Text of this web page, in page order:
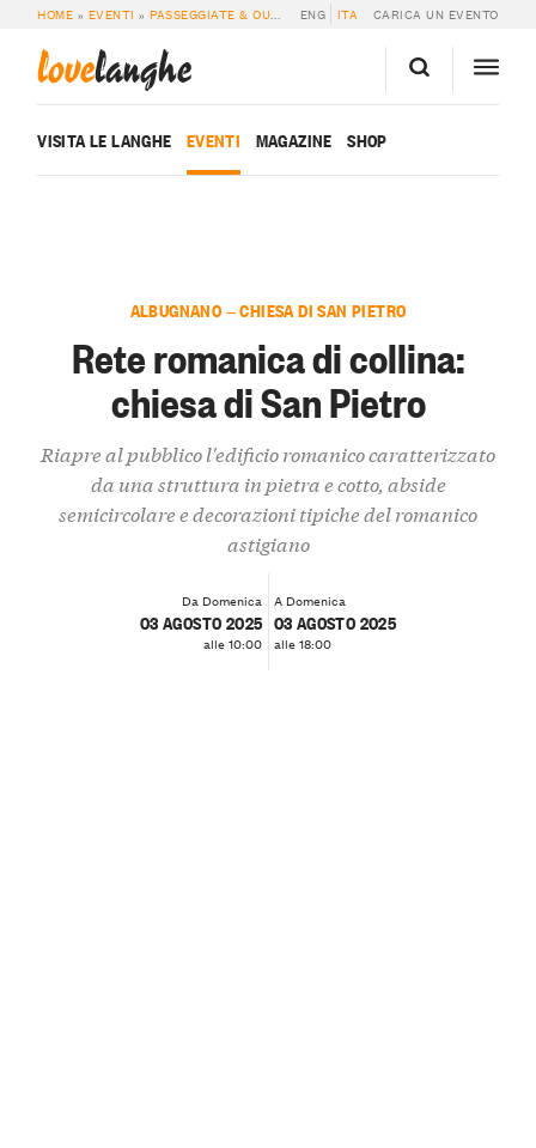
HOME » EVENTI »PASSEGGIATE & OUTDOOR » RETE ROMANICA DI COLLINA:
ENG ITA CARICA UN EVENTO
lovelanghe
VISITA LE LANGHE EVENTI MAGAZINE SHOP
ALBUGNANO — CHIESA DI SAN PIETRO
Rete romanica di collina:
chiesa di San Pietro
Riapre al pubblico l'edificio romanico caratterizzato
da una struttura in pietra e cotto, abside
semicircolare e decorazioni tipiche del romanico
astigiano
Da Domenica
03 AGOSTO 2025
alle 10:00
A Domenica
03 AGOSTO 2025
alle 18:00